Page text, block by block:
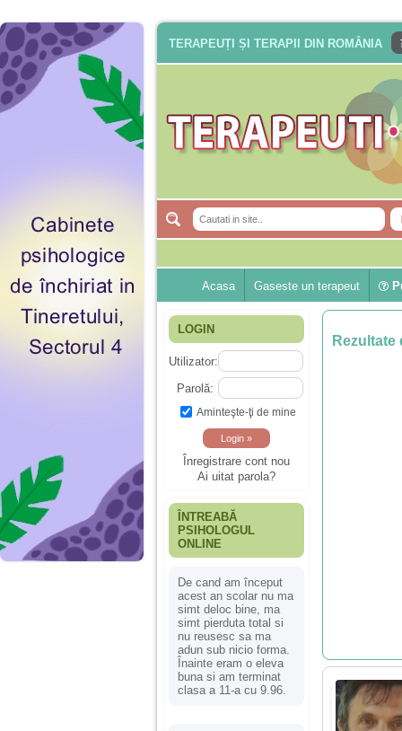
TERAPEUȚI ȘI TERAPII DIN ROMÂNIA
Acasa Gaseste un terapeut
LOGIN
Utilizator:
Parolă:
Aminteşte-ţi de mine
Înregistrare cont nou
Ai uitat parola?
ÎNTREABĂ
PSIHOLOGUL
ONLINE
De cand am început
acest an scolar nu ma
simt deloc bine, ma
simt pierduta total si
nu reusesc sa ma
adun sub nicio forma.
Înainte eram o eleva
buna si am terminat
clasa a 11-a cu 9.96.
Rezultate